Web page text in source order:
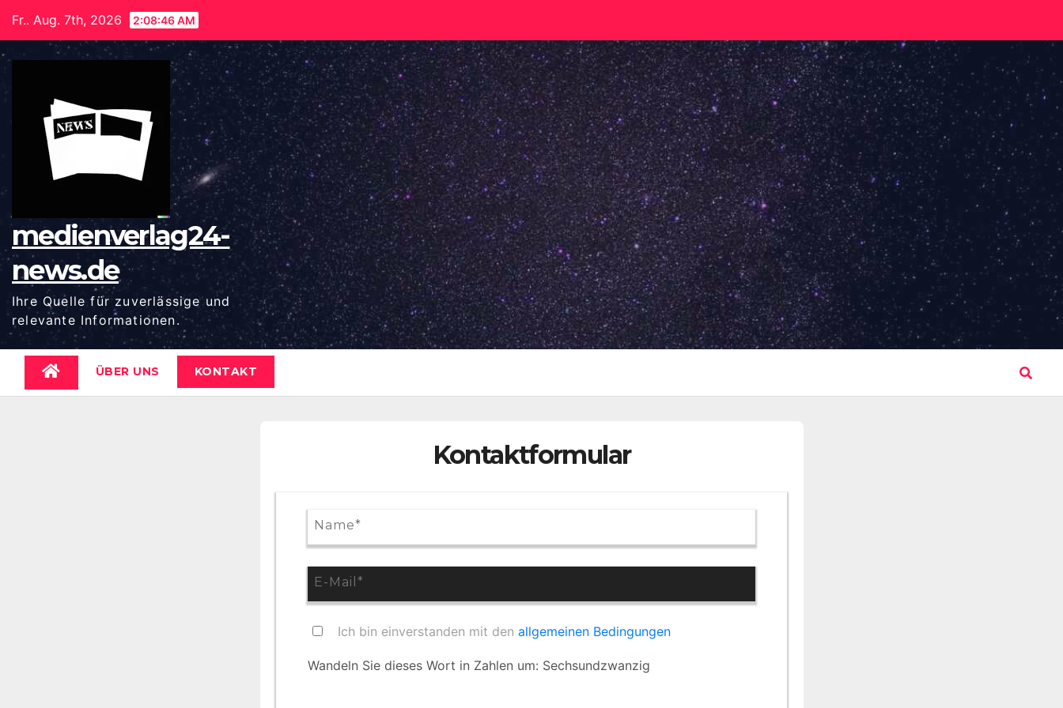
Inhalt
springen
Fr.. Aug. 7th, 2026 2:08:46 AM
medienverlag24-
news.de
Ihre Quelle für zuverlässige und
relevante Informationen.
ÜBER UNS KONTAKT
Kontaktformular
Ich bin einverstanden mit denallgemeinen Bedingungen
Wandeln Sie dieses Wort in Zahlen um: Sechsundzwanzig